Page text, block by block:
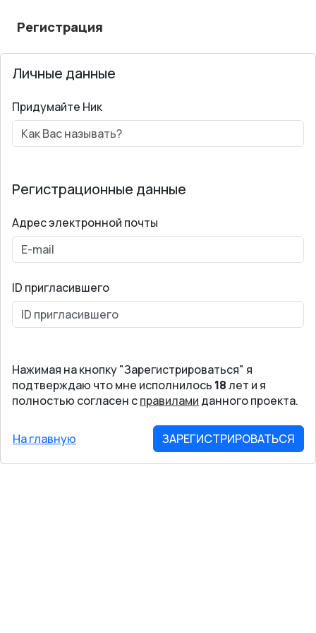
Регистрация
Личные данные
Придумайте Ник
Регистрационные данные
Адрес электронной почты
ID пригласившего
Нажимая на кнопку "Зарегистрироваться" я
подтверждаю что мне исполнилось 18лет и я
полностью согласен справилами данного проекта.
На главную ЗАРЕГИСТРИРОВАТЬСЯ